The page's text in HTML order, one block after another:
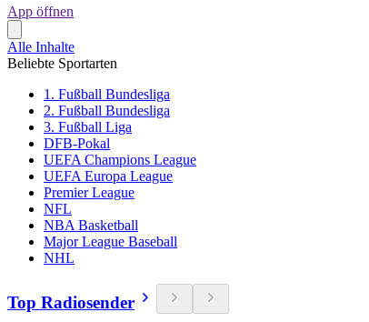
App öffnen
Alle Inhalte
Beliebte Sportarten
1. Fußball Bundesliga
2. Fußball Bundesliga
3. Fußball Liga
DFB-Pokal
UEFA Champions League
UEFA Europa League
Premier League
NFL
NBA Basketball
Major League Baseball
NHL
Top Radiosender